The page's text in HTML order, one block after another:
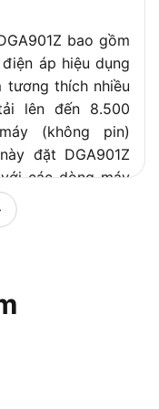
bao gồm
áp hiệu dụng
tương thích nhiều
lên đến 8.500
(không pin)
đặt DGA901Z
các dòng máy
Bosch và Hitachi
định nghĩa sản
năng nổi bật,
với đối thủ
pin tối ưu. Đây
bạn đưa ra quyết